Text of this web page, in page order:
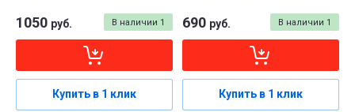
В наличии 1
1050 руб.
Купить в 1 клик
В наличии 1
690 руб.
Купить в 1 клик